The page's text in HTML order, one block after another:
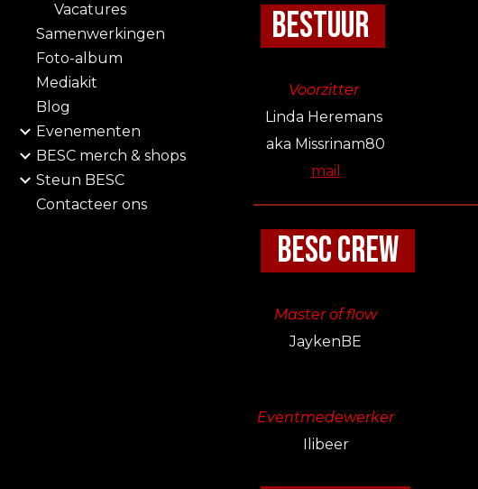
Vacatures
Samenwerkingen
Foto-album
Mediakit
Blog
Evenementen
BESC merch & shops
Steun BESC
Contacteer ons
bestuur
Voorzitter
Linda Heremans
aka Missrinam80
mail
BESC CREW
Master of flow
JaykenBE
Eventmedewerker
Ilibeer